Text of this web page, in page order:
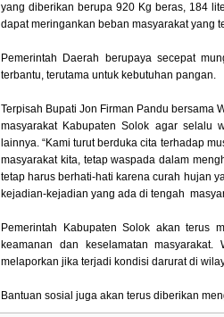
yang diberikan berupa 920 Kg beras, 184
dapat meringankan beban masyarakat yang
Pemerintah Daerah berupaya secepat
terbantu, terutama untuk kebutuhan pangan.
Terpisah Bupati Jon Firman Pandu bersama
masyarakat Kabupaten Solok agar selalu
lainnya. “Kami turut berduka cita terhadap
masyarakat kita, tetap waspada dalam
tetap harus berhati-hati karena curah hujan
kejadian-kejadian yang ada di tengah
Pemerintah Kabupaten Solok akan terus
keamanan dan keselamatan
melaporkan jika terjadi kondisi darurat di
Bantuan sosial juga akan terus diberikan